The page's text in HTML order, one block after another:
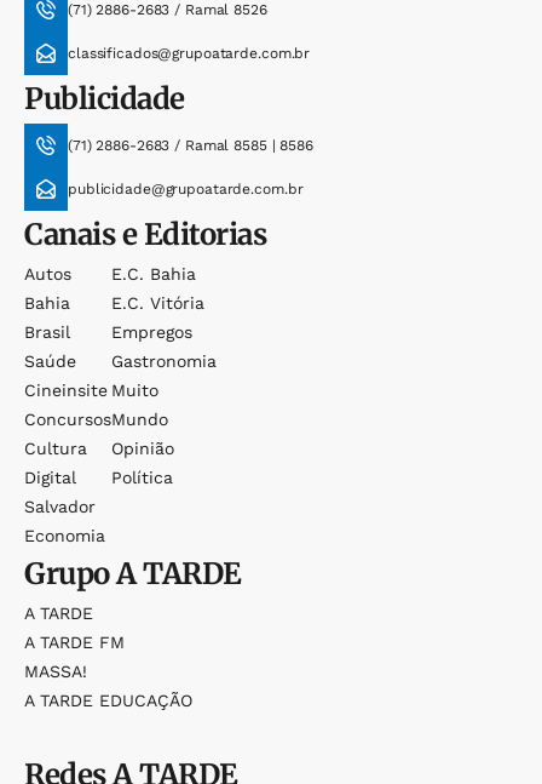
(71) 2886-2683 / Ramal 8526
classificados@grupoatarde.com.br
Publicidade
(71) 2886-2683 / Ramal 8585 | 8586
publicidade@grupoatarde.com.br
Canais e Editorias
Autos
Bahia
Brasil
Saúde
Cineinsite
Concursos
Cultura
Digital
Salvador
Economia
E.c. Bahia
E.c. Vitória
Empregos
Gastronomia
Muito
Mundo
Opinião
Política
GrupoA TARDE
A TARDE
A TARDE FM
MASSA!
A TARDE EDUCAÇÃO
RedesA TARDE